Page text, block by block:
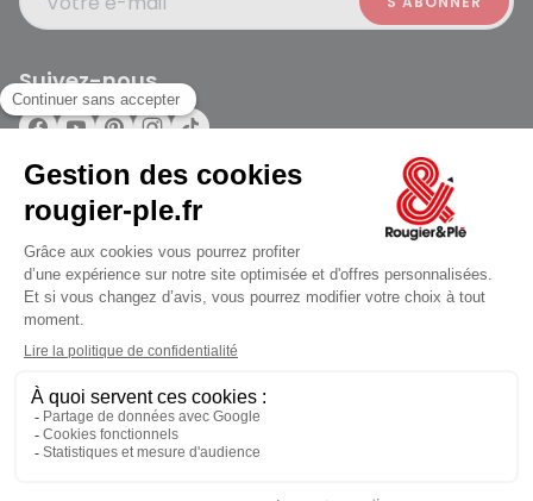
jusqu'au Vendredi à 10:00
Suivez-nous
Rougier et Plé 2024 Copyright
Mentions légales
Conditions générales des ventes
Données personnelles
Paiement sécurisé
Plan du site